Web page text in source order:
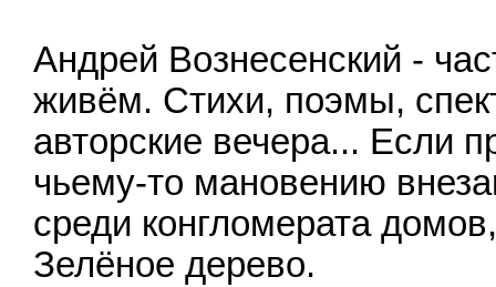
Андрей Вознесенский -
живём. Стихи, поэмы,
авторские вечера... Если
чьему-то мановению
среди конгломерата
Зелёное дерево.